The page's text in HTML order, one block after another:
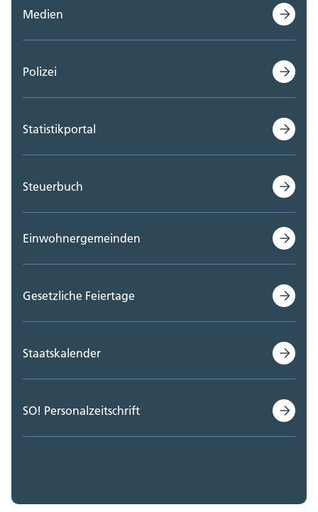
Medien
Polizei
Statistikportal
Steuerbuch
Einwohnergemeinden
Gesetzliche Feiertage
Staatskalender
SO! Personalzeitschrift